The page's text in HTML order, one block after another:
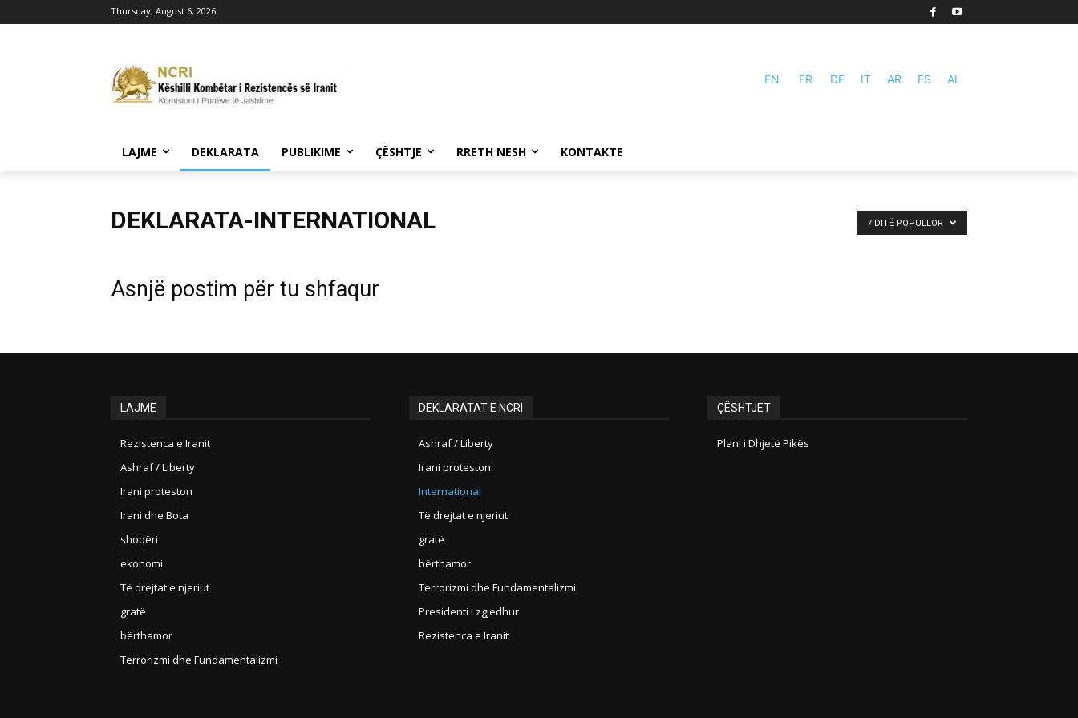
Thursday, August 6, 2026
EN FR DE IT AR ES AL
LAJME DEKLARATA PUBLIKIME ÇËSHTJE RRETH NESH KONTAKTE
DEKLARATA-INTERNATIONAL 7 DITË POPULLOR
Asnjë postim për tu shfaqur
LAJME
Rezistenca e Iranit
Ashraf / Liberty
Irani proteston
Irani dhe Bota
shoqëri
ekonomi
Të drejtat e njeriut
gratë
bërthamor
Terrorizmi dhe Fundamentalizmi
DEKLARATAT E NCRI
Ashraf / Liberty
Irani proteston
International
Të drejtat e njeriut
gratë
bërthamor
Terrorizmi dhe Fundamentalizmi
Presidenti i zgjedhur
Rezistenca e Iranit
ÇËSHTJET
Plani i Dhjetë Pikës